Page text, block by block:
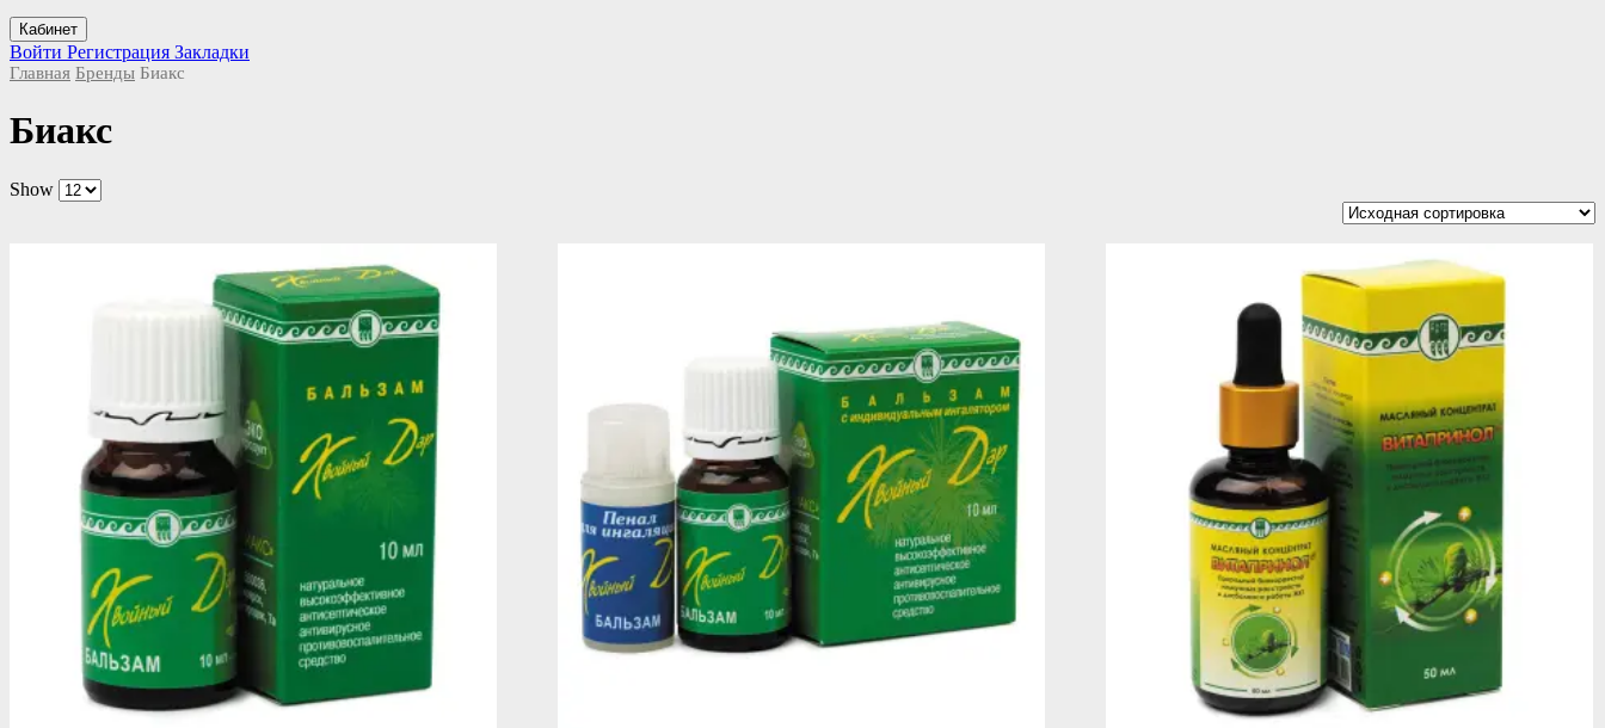
Кабинет
Войти Регистрация Закладки
Главная Бренды Биакс
Биакс
Show